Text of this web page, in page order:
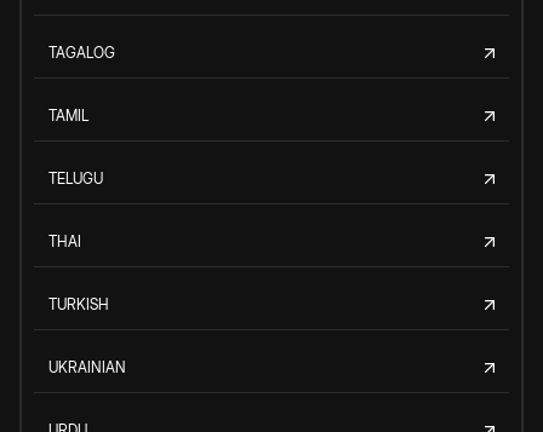
TAGALOG
TAMIL
TELUGU
THAI
TURKISH
UKRAINIAN